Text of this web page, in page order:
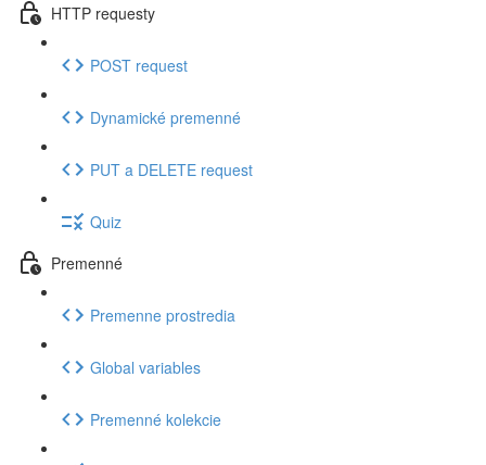
HTTP requesty
POST request
Dynamické premenné
PUT a DELETE request
Quiz
Premenné
Premenne prostredia
Global variables
Premenné kolekcie